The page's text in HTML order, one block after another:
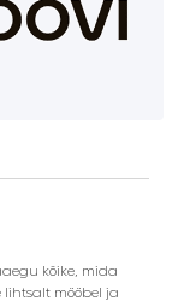
kõike, mida
lihtsalt mööbel ja